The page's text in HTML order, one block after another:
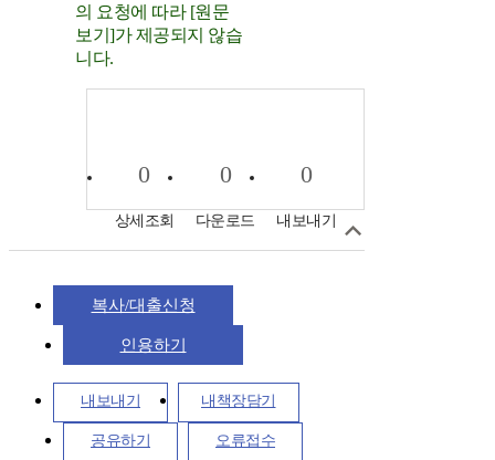
의 요청에 따라 [원문
보기]가 제공되지 않습
니다.
0
상세조회
0
다운로드
0
내보내기
복사/대출신청
인용하기
내보내기 내책장담기
공유하기 오류접수